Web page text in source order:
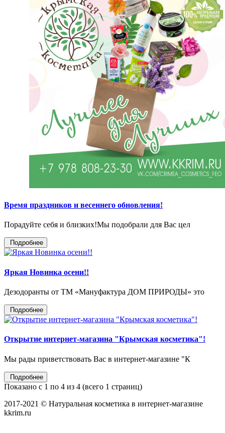
Время праздников и весеннего обновления!
Порадуйте себя и близких!Мы подобрали для Вас цел
Подробнее
Яркая Новинка осени!!
Дезодоранты от ТМ «Мануфактура ДОМ ПРИРОДЫ» это
Подробнее
Открытие интернет-магазина "Крымская косметика"!
Мы рады приветствовать Вас в интернет-магазине "К
Подробнее
Показано с 1 по 4 из 4 (всего 1 страниц)
2017-2021 © Натуральная косметика в интернет-магазине
kkrim.ru